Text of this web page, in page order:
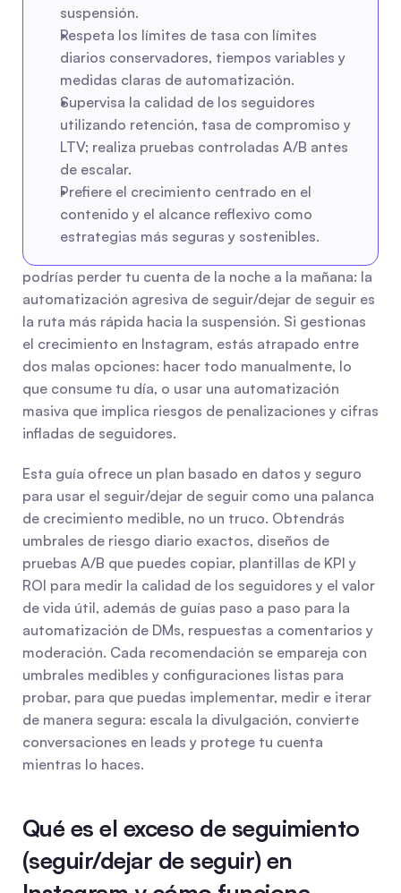
suspensión.
Respeta los límites de tasa con límites
diarios conservadores, tiempos variables y
medidas claras de automatización.
Supervisa la calidad de los seguidores
utilizando retención, tasa de compromiso y
LTV; realiza pruebas controladas A/B antes
de escalar.
Prefiere el crecimiento centrado en el
contenido y el alcance reflexivo como
estrategias más seguras y sostenibles.
podrías perder tu cuenta de la noche a la mañana: la
automatización agresiva de seguir/dejar de seguir es
la ruta más rápida hacia la suspensión. Si gestionas
el crecimiento en Instagram, estás atrapado entre
dos malas opciones: hacer todo manualmente, lo
que consume tu día, o usar una automatización
masiva que implica riesgos de penalizaciones y cifras
infladas de seguidores.
Esta guía ofrece un plan basado en datos y seguro
para usar el seguir/dejar de seguir como una palanca
de crecimiento medible, no un truco. Obtendrás
umbrales de riesgo diario exactos, diseños de
pruebas A/B que puedes copiar, plantillas de KPI y
ROI para medir la calidad de los seguidores y el valor
de vida útil, además de guías paso a paso para la
automatización de DMs, respuestas a comentarios y
moderación. Cada recomendación se empareja con
umbrales medibles y configuraciones listas para
probar, para que puedas implementar, medir e iterar
de manera segura: escala la divulgación, convierte
conversaciones en leads y protege tu cuenta
mientras lo haces.
Qué es el exceso de seguimiento
(seguir/dejar de seguir) en